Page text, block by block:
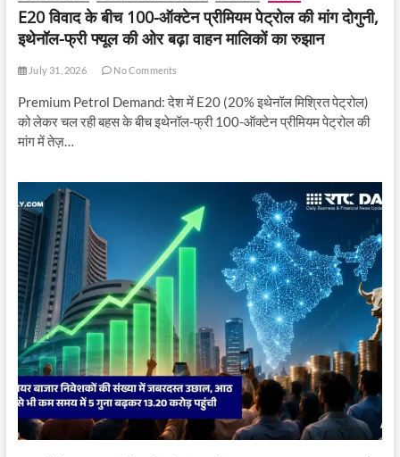
E20 विवाद के बीच 100-ऑक्टेन प्रीमियम पेट्रोल की मांग दोगुनी,
इथेनॉल-फ्री फ्यूल की ओर बढ़ा वाहन मालिकों का रुझान
July 31, 2026 No Comments
Premium Petrol Demand: देश में E20 (20% इथेनॉल मिश्रित पेट्रोल)
को लेकर चल रही बहस के बीच इथेनॉल-फ्री 100-ऑक्टेन प्रीमियम पेट्रोल की
मांग में तेज़…